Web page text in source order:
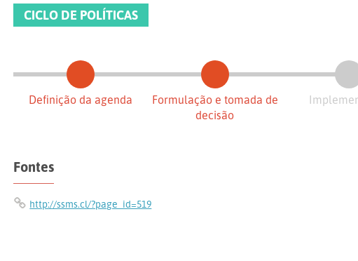
CICLO DE POLÍTICAS
Definição da agenda
Formulação e tomada de
decisão
Fontes
http://ssms.cl/?page_id=519